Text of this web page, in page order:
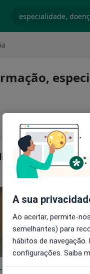
Respostas
Barreiros
A sua
Ao aceitar, permite-
semelhantes) para
hábitos de
configurações. Saiba